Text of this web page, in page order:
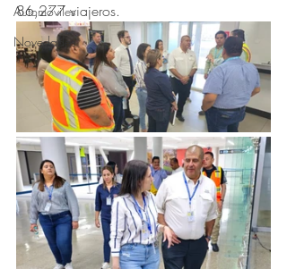
Automóviles
Novedades
86,277 viajeros.